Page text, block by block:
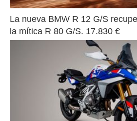
La nueva BMW R 12 G/S
la mítica R 80 G/S. 17.830 €